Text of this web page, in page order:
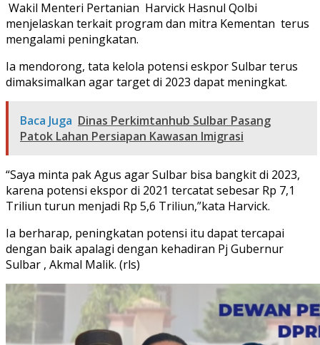
Wakil Menteri Pertanian Harvick Hasnul Qolbi
menjelaskan terkait program dan mitra Kementan terus
mengalami peningkatan.
Ia mendorong, tata kelola potensi eskpor Sulbar terus
dimaksimalkan agar target di 2023 dapat meningkat.
Baca Juga Dinas Perkimtanhub Sulbar Pasang
Patok Lahan Persiapan Kawasan Imigrasi
“Saya minta pak Agus agar Sulbar bisa bangkit di 2023,
karena potensi ekspor di 2021 tercatat sebesar Rp 7,1
Triliun turun menjadi Rp 5,6 Triliun,”kata Harvick.
Ia berharap, peningkatan potensi itu dapat tercapai
dengan baik apalagi dengan kehadiran Pj Gubernur
Sulbar , Akmal Malik. (rls)